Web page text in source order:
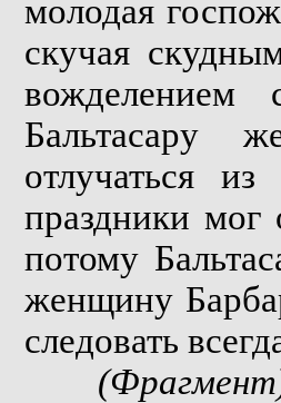
молодая
скучая
Бальтасару
отлучаться
праздники
потому
женщину
следовать